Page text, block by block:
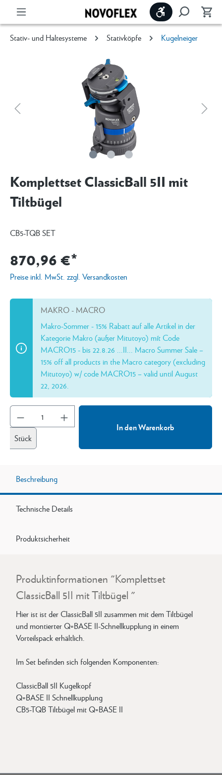
Werkzeugleiste
Stativ- und Haltesysteme Stativköpfe Kugelneiger
Komplettset ClassicBall 5II mit
Tiltbügel
CB5-TQB SET
870,96 €*
Preise inkl. MwSt. zzgl. Versandkosten
MAKRO - MACRO
Makro-Sommer - 15% Rabatt auf alle Artikel in der
Kategorie Makro (außer Mitutoyo) mít Code
MACRO15 - bis 22.8.26 ...II... Macro Summer Sale –
15% off all products in the Macro category (excluding
Mitutoyo) w/ code MACRO15 – valid until August
22, 2026.
Stück
In den Warenkorb
Beschreibung
Technische Details
Produktsicherheit
Produktinformationen "Komplettset
ClassicBall 5II mit Tiltbügel "
Hier ist ist der ClassicBall 5II zusammen mit dem Tiltbügel
und montierter Q=BASE II-Schnellkupplung in einem
Vorteilspack erhältlich.
Im Set befinden sich folgenden Komponenten:
ClassicBall 5II Kugelkopf
Q=BASE II Schnellkupplung
CB5-TQB Tiltbügel mit Q=BASE II